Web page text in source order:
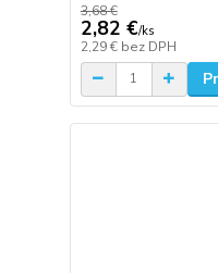
3,68 €
2,82 €/ks
2,29 € bez DPH